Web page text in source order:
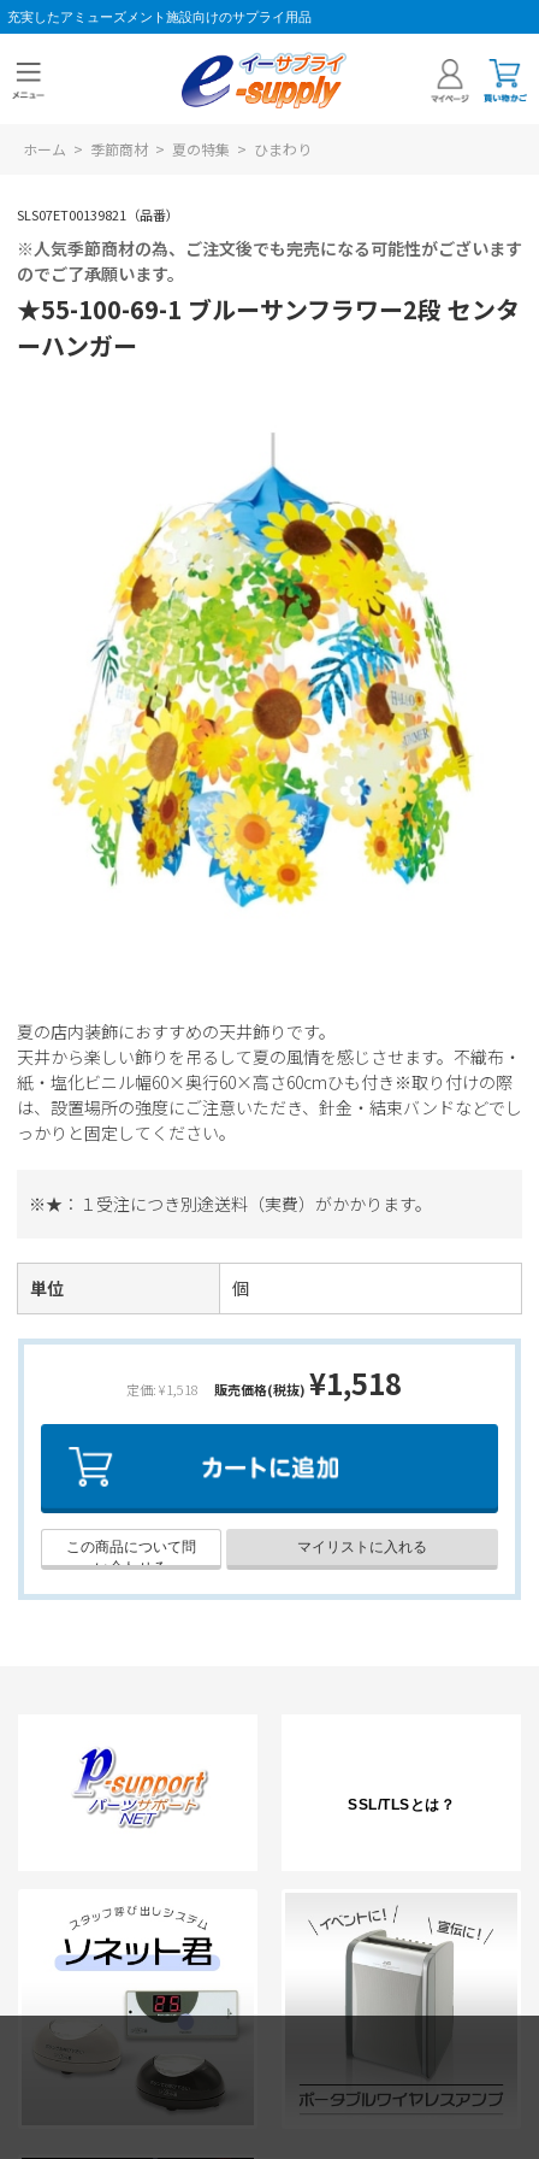
充実したアミューズメント施設向けのサプライ用品
ホーム > 季節商材 > 夏の特集 > ひまわり
SLS07ET00139821（品番）
※人気季節商材の為、ご注文後でも完売になる可能性がございます
のでご了承願います。
★55-100-69-1 ブルーサンフラワー2段 センタ
ーハンガー
夏の店内装飾におすすめの天井飾りです。
天井から楽しい飾りを吊るして夏の風情を感じさせます。不織布・
紙・塩化ビニル幅60×奥行60×高さ60cmひも付き※取り付けの際
は、設置場所の強度にご注意いただき、針金・結束バンドなどでし
っかりと固定してください。
※★：１受注につき別途送料（実費）がかかります。
単位 個
定価: ¥1,518 販売価格(税抜) ¥1,518
SSL/TLSとは？